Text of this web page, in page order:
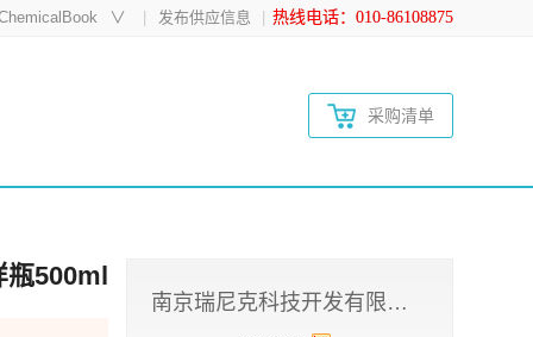
热线电话：010-86108875
∨ 发布供应信息
采购清单
瓶500ml
南京瑞尼克科技开发有限公司